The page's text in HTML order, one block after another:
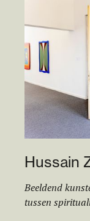
Hussain
Beeldend
tussen